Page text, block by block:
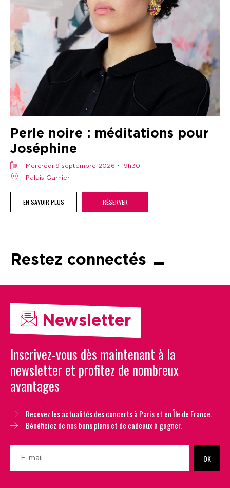
Perle noire : méditations pour
Joséphine
mercredi 9 septembre 2026 • 19h30
Palais Garnier
EN SAVOIR PLUS RÉSERVER
Restez connectés
Newsletter
Inscrivez-vous dès maintenant à la
newsletter et profitez de nombreux
avantages
Recevez les actualités des concerts à Paris et en Île de France.
Bénéficiez de nos bons plans et de cadeaux à gagner.
OK